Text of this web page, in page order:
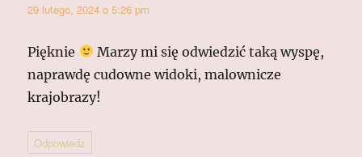
29 lutego, 2024 o 5:26 pm
Pięknie
Marzy mi się odwiedzić taką wyspę,
naprawdę cudowne widoki, malownicze
krajobrazy!
Odpowiedz